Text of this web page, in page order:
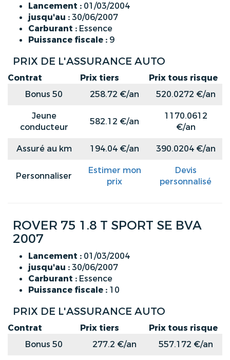
Lancement : 01/03/2004
jusqu'au :30/06/2007
Carburant : Essence
Puissance fiscale : 9
PRIX DE L'ASSURANCE AUTO
Contrat Prix tiers
Prix tous risque
Bonus 50
258.72 €/an
520.0272 €/an
Jeune
conducteur
582.12 €/an
1170.0612
€/an
Assuré au km
194.04 €/an 390.0204 €/an
Personnaliser
Estimer mon
prix
Devis
personnalisé
ROVER 75 1.8 T SPORT SE BVA
2007
Lancement : 01/03/2004
jusqu'au :30/06/2007
Carburant : Essence
Puissance fiscale : 10
PRIX DE L'ASSURANCE AUTO
Contrat Prix tiers
Prix tous risque
Bonus 50
277.2 €/an
557.172 €/an